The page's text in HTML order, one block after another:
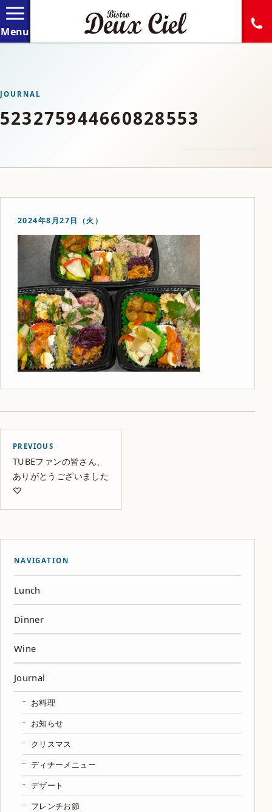
JOURNAL
523275944660828553
2024年8月27日（火）
PREVIOUS
TUBEファンの皆さん、
ありがとうございました
♡
NAVIGATION
Lunch
Dinner
Wine
Journal
お料理
お知らせ
クリスマス
ディナーメニュー
デザート
フレンチお節